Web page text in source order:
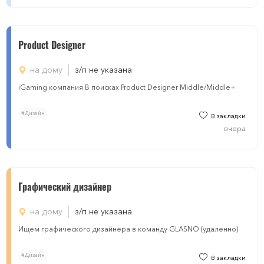
Product Designer
на дому з/п не указана
iGaming компания В поисках Product Designer Middle/Middle+
#Дизайн В закладки
вчера
Графический дизайнер
на дому з/п не указана
Ищем графического дизайнера в команду GLASNO (удаленно)
#Дизайн В закладки